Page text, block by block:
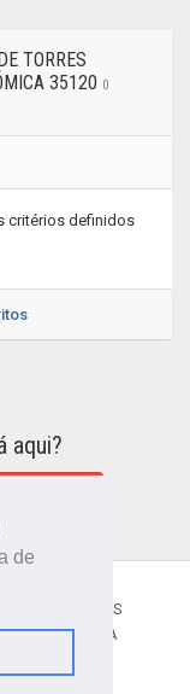
de
TORRES
35120 0
critérios definidos
aqui?
E CONDIÇÕES
AJUDA